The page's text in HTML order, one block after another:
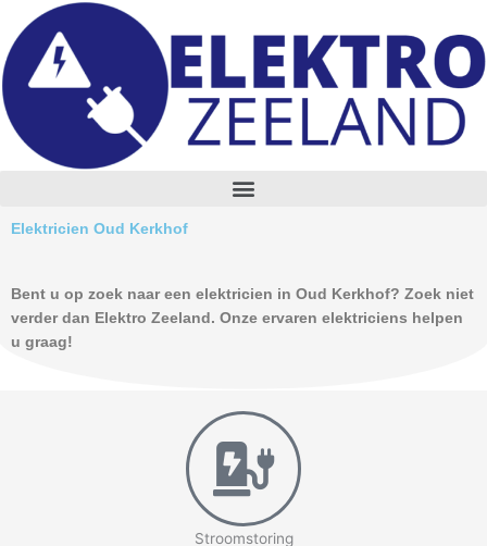
content
M
e
Elektricien Oud Kerkhof
Bent u op zoek naar een elektricien in Oud Kerkhof? Zoek niet
verder dan Elektro Zeeland. Onze ervaren elektriciens helpen
u graag!
Stroomstoring